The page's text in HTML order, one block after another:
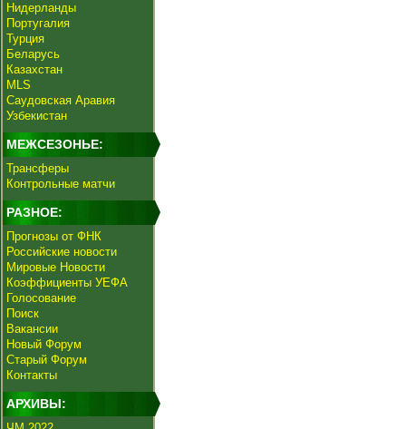
Нидерланды
Португалия
Турция
Беларусь
Казахстан
MLS
Саудовская Аравия
Узбекистан
МЕЖСЕЗОНЬЕ:
Трансферы
Контрольные матчи
РАЗНОЕ:
Прогнозы от ФНК
Российские новости
Мировые Новости
Коэффициенты УЕФА
Голосование
Поиск
Вакансии
Новый Форум
Старый Форум
Контакты
АРХИВЫ: